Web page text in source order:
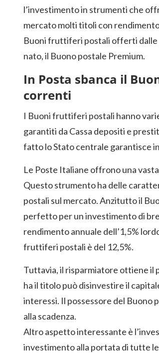
l’investimento in strumenti che
mercato molti titoli con
Buoni fruttiferi postali offerti dalle
nato, il Buono postale Premium.
In Posta sbanca il
correnti
I Buoni fruttiferi postali hanno
garantiti da Cassa depositi e
fatto lo Stato centrale garantisce
Le Poste Italiane offrono una
Questo strumento ha delle
postali sul mercato. Anzitutto il
perfetto per un investimento di
rendimento annuale dell’1,5%
fruttiferi postali è del 12,5%.
Tuttavia, il risparmiatore ottiene il
ha il titolo può disinvestire il
interessi. Il possessore del
alla scadenza.
Altro aspetto interessante è
investimento alla portata di tutte